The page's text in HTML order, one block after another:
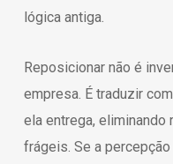
lógica antiga.
Reposicionar não é
empresa. É traduzir
ela entrega,
frágeis. Se a